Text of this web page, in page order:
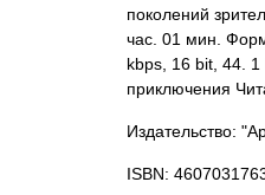
поколений
час. 01 мин.
kbps, 16 bit, 44.
приключения
Издательство:
ISBN: